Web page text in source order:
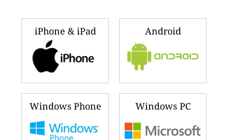
iPhone & iPad Android
Windows Phone Windows PC